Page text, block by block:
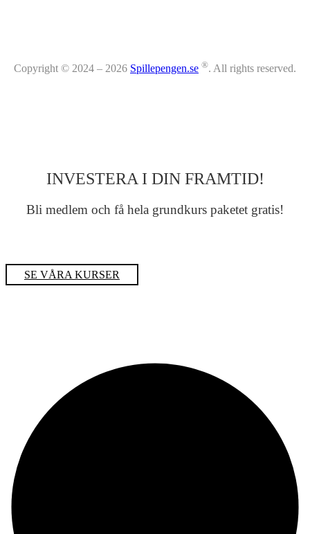
Copyright © 2024 – 2026 Spillepengen.se ®. All rights reserved.
INVESTERA I DIN FRAMTID!
Bli medlem och få hela grundkurs paketet gratis!
SE VÅRA KURSER